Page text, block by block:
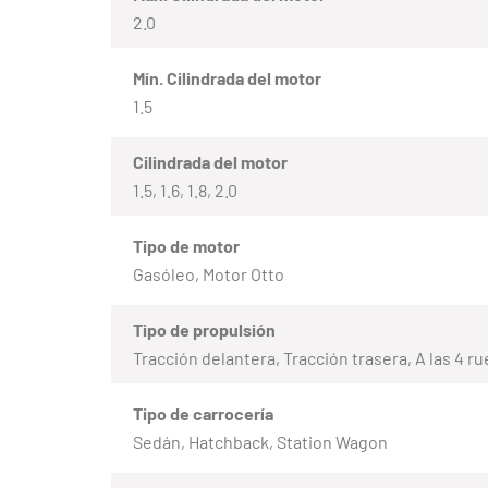
2.0
Mín. Cilindrada del motor
1.5
Cilindrada del motor
1.5, 1.6, 1.8, 2.0
Tipo de motor
Gasóleo, Motor Otto
Tipo de propulsión
Tracción delantera, Tracción trasera, A las 4
Tipo de carrocería
Sedán, Hatchback, Station Wagon